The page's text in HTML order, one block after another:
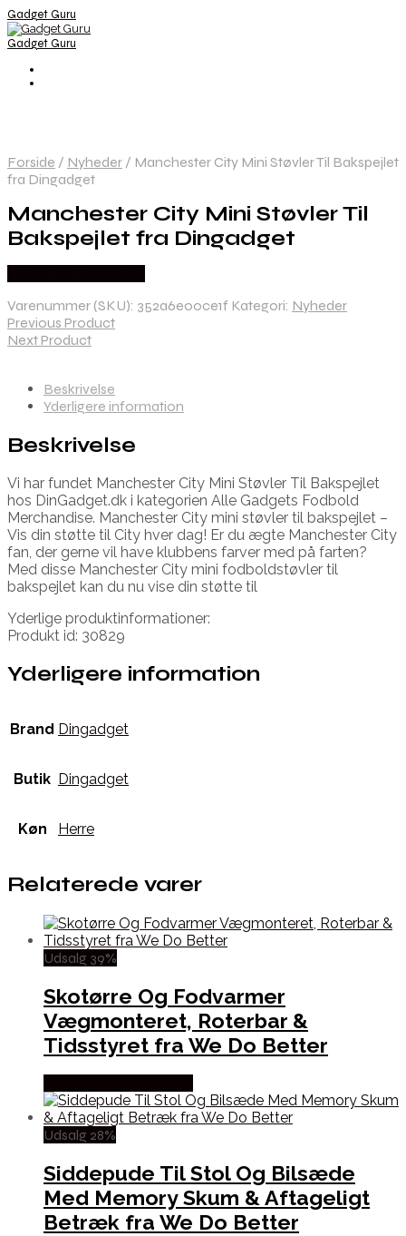
Gadget Guru
Gadget Guru
Forside / Nyheder / Manchester City Mini Støvler Til Bakspejlet
fra Dingadget
Manchester City Mini Støvler Til
Bakspejlet fra Dingadget
Varenummer (SKU): 352a6e00ce1f Kategori: Nyheder
Previous Product
Next Product
Beskrivelse
Yderligere information
Beskrivelse
Vi har fundet Manchester City Mini Støvler Til Bakspejlet
hos DinGadget.dk i kategorien Alle Gadgets Fodbold
Merchandise. Manchester City mini støvler til bakspejlet –
Vis din støtte til City hver dag! Er du ægte Manchester City
fan, der gerne vil have klubbens farver med på farten?
Med disse Manchester City mini fodboldstøvler til
bakspejlet kan du nu vise din støtte til
Yderlige produktinformationer:
Produkt id: 30829
Yderligere information
Brand Dingadget
Butik Dingadget
Køn Herre
Relaterede varer
Udsalg 39%
Skotørre Og Fodvarmer
Vægmonteret, Roterbar &
Tidsstyret fra We Do Better
Udsalg 28%
Siddepude Til Stol Og Bilsæde
Med Memory Skum & Aftageligt
Betræk fra We Do Better